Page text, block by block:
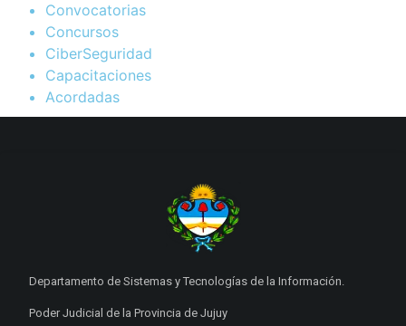
Convocatorias
Concursos
CiberSeguridad
Capacitaciones
Acordadas
Departamento de Sistemas y Tecnologías de la Información.
Poder Judicial de la Provincia de Jujuy